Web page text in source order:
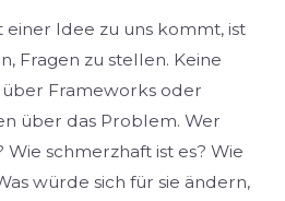
einer Idee zu uns kommt, ist
Fragen zu stellen. Keine
Frameworks oder
über das Problem. Wer
schmerzhaft ist es? Wie
würde sich für sie ändern,